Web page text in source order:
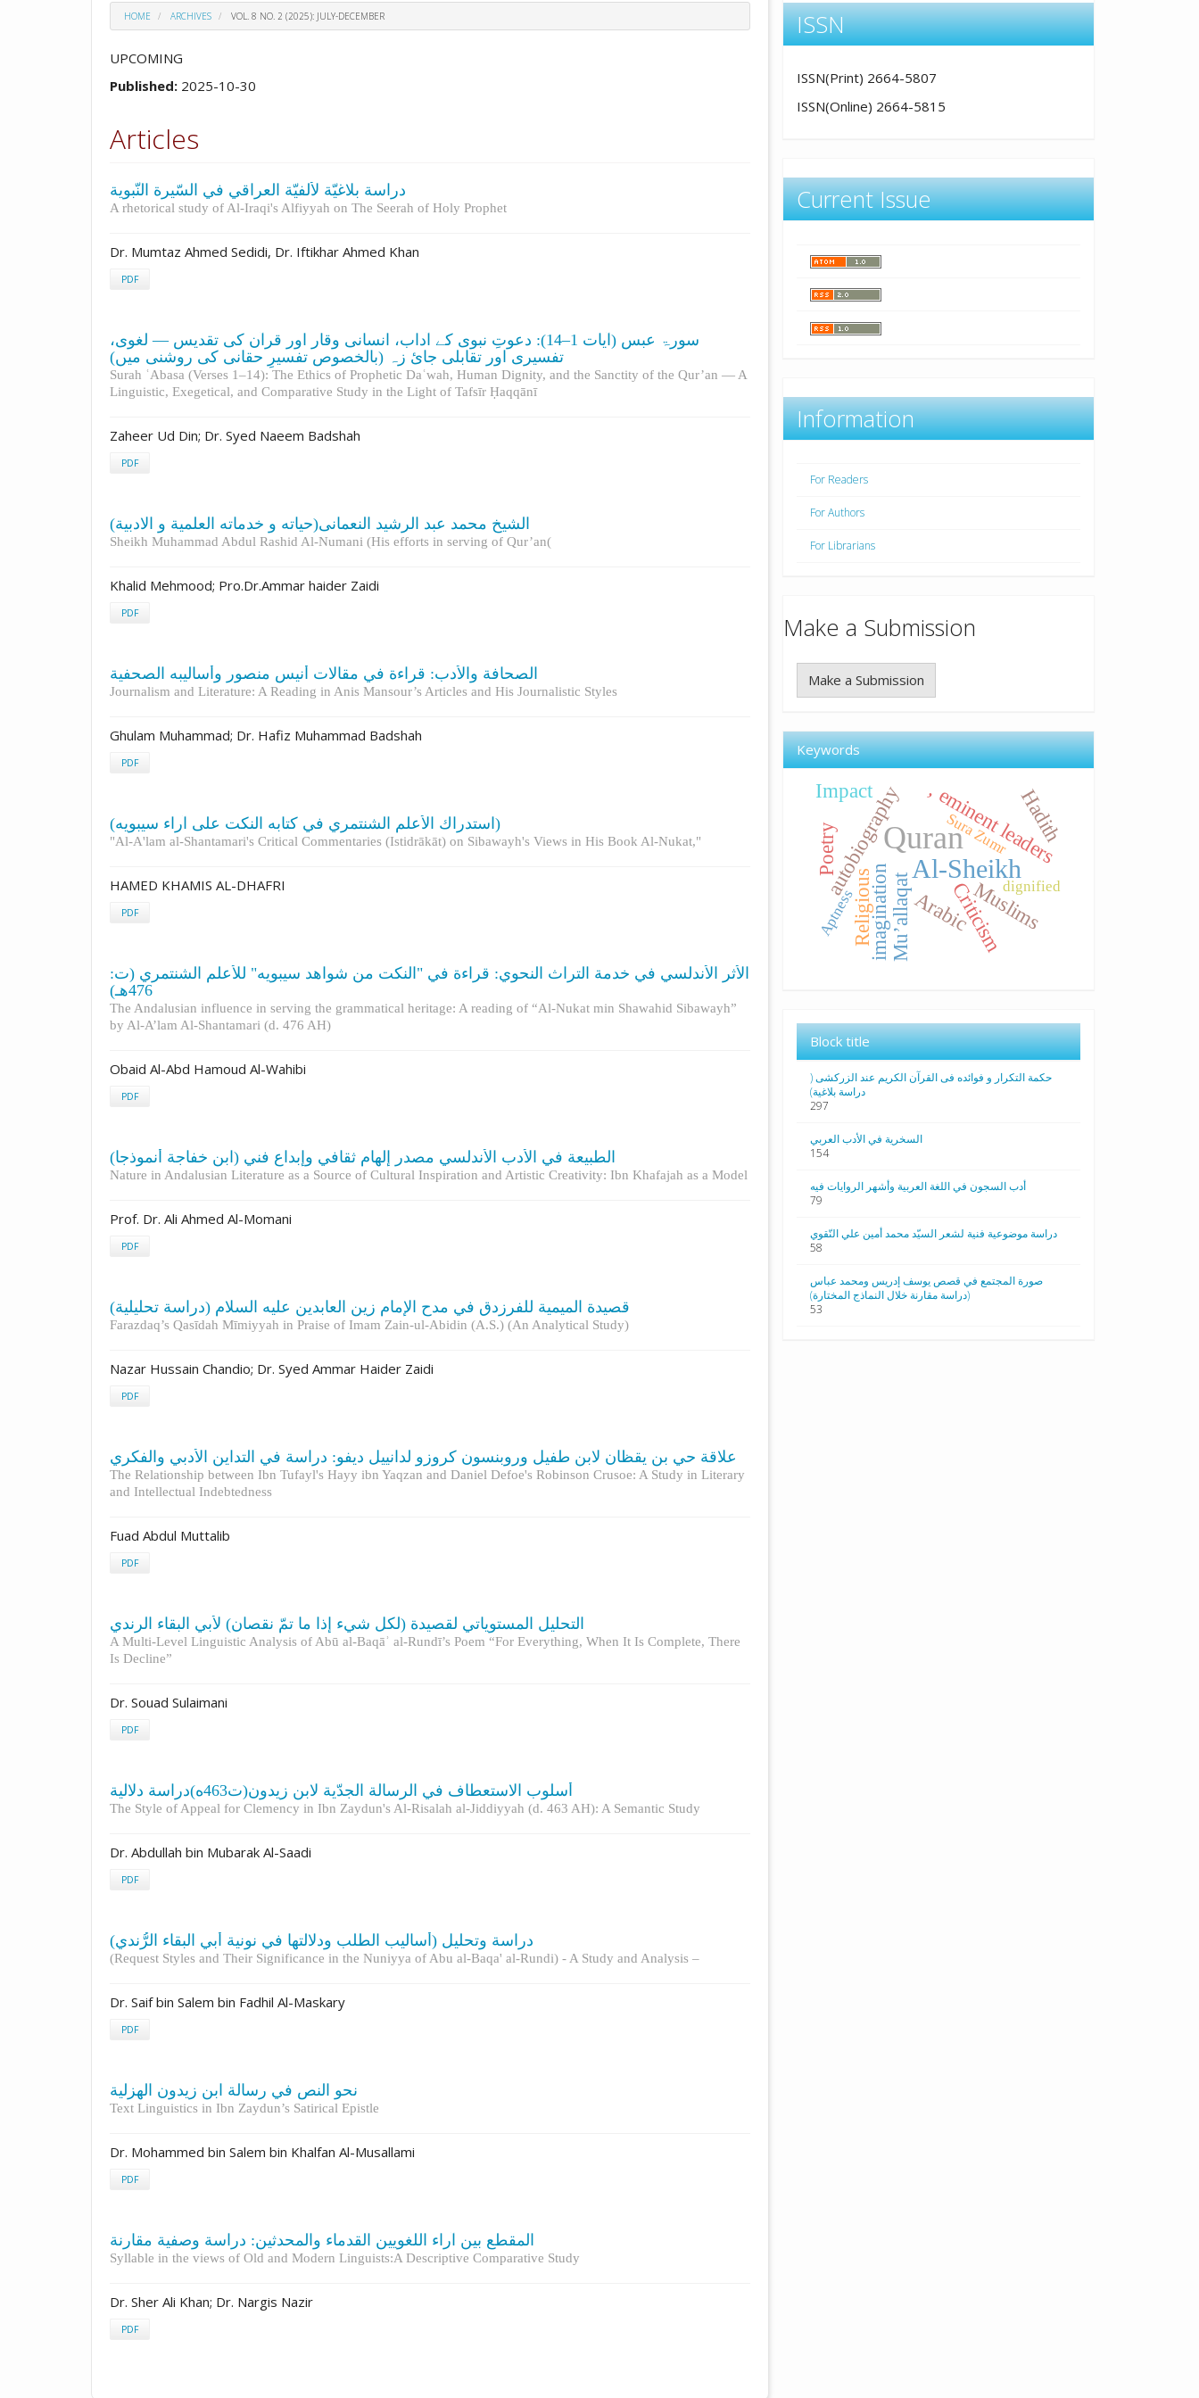
HOME ARCHIVES VOL. 8 NO. 2 (2025): JULY-DECEMBER
UPCOMING
Published: 2025-10-30
Articles
دراسة بلاغيّة لألفيّة العراقي في السّيرة النّبوية
A rhetorical study of Al-Iraqi's Alfiyyah on The Seerah of Holy Prophet
Dr. Mumtaz Ahmed Sedidi, Dr. Iftikhar Ahmed Khan
PDF
سورۃ عبس (آیات 1–14): دعوتِ نبوی کے آداب، انسانی وقار اور قرآن کی تقدیس — لغوی،
تفسیری اور تقابلی جائ زہ (بالخصوص تفسیرِ حقانی کی روشنی میں)
Surah ʿAbasa (Verses 1–14): The Ethics of Prophetic Daʿwah, Human Dignity, and the Sanctity of the Qur’an — A
Linguistic, Exegetical, and Comparative Study in the Light of Tafsīr Ḥaqqānī
Zaheer Ud Din; Dr. Syed Naeem Badshah
PDF
الشیخ محمد عبد الرشید النعمانی(حیاته و خدماته العلمیة و الادبیة)
Sheikh Muhammad Abdul Rashid Al-Numani (His efforts in serving of Qur’an(
Khalid Mehmood; Pro.Dr.Ammar haider Zaidi
PDF
الصحافة والأدب: قراءة في مقالات أنيس منصور وأساليبه الصحفية
Journalism and Literature: A Reading in Anis Mansour’s Articles and His Journalistic Styles
Ghulam Muhammad; Dr. Hafiz Muhammad Badshah
PDF
(استدراك الأعلم الشنتمري في كتابه النكت على آراء سيبويه)
"Al-A'lam al-Shantamari's Critical Commentaries (Istidrākāt) on Sibawayh's Views in His Book Al-Nukat,"
HAMED KHAMIS AL-DHAFRI
PDF
الأثر الأندلسي في خدمة التراث النحوي: قراءة في "النكت من شواهد سيبويه" للأعلم الشنتمري (ت:
476هـ)
The Andalusian influence in serving the grammatical heritage: A reading of “Al-Nukat min Shawahid Sibawayh”
by Al-A’lam Al-Shantamari (d. 476 AH)
Obaid Al-Abd Hamoud Al-Wahibi
PDF
الطبيعة في الأدب الأندلسي مصدر إلهام ثقافي وإبداع فني (ابن خفاجة أنموذجا)
Nature in Andalusian Literature as a Source of Cultural Inspiration and Artistic Creativity: Ibn Khafajah as a Model
Prof. Dr. Ali Ahmed Al-Momani
PDF
قصيدة الميمية للفرزدق في مدح الإمام زين العابدين عليه السلام (دراسة تحليلية)
Farazdaq’s Qasīdah Mīmiyyah in Praise of Imam Zain-ul-Abidin (A.S.) (An Analytical Study)
Nazar Hussain Chandio; Dr. Syed Ammar Haider Zaidi
PDF
علاقة حي بن يقظان لابن طفيل وروبنسون كروزو لدانييل ديفو: دراسة في التداين الأدبي والفكري
The Relationship between Ibn Tufayl's Hayy ibn Yaqzan and Daniel Defoe's Robinson Crusoe: A Study in Literary
and Intellectual Indebtedness
Fuad Abdul Muttalib
PDF
التحليل المستوياتي لقصيدة (لكل شيء إذا ما تمّ نقصان) لأبي البقاء الرندي
A Multi-Level Linguistic Analysis of Abū al-Baqāʾ al-Rundī’s Poem “For Everything, When It Is Complete, There
Is Decline”
Dr. Souad Sulaimani
PDF
أسلوب الاستعطاف في الرسالة الجدّية لابن زيدون(ت463ه)دراسة دلالية
The Style of Appeal for Clemency in Ibn Zaydun's Al-Risalah al-Jiddiyyah (d. 463 AH): A Semantic Study
Dr. Abdullah bin Mubarak Al-Saadi
PDF
(أساليب الطلب ودلالتها في نونية أبي البقاء الرُّندي) دراسة وتحليل
(Request Styles and Their Significance in the Nuniyya of Abu al-Baqa' al-Rundi) - A Study and Analysis –
Dr. Saif bin Salem bin Fadhil Al-Maskary
PDF
نحو النص في رسالة ابن زيدون الهزلية
Text Linguistics in Ibn Zaydun’s Satirical Epistle
Dr. Mohammed bin Salem bin Khalfan Al-Musallami
PDF
المقطع بين آراء اللغويين القدماء والمحدثين: دراسة وصفية مقارنة
Syllable in the views of Old and Modern Linguists:A Descriptive Comparative Study
Dr. Sher Ali Khan; Dr. Nargis Nazir
PDF
ISSN
ISSN(Print) 2664-5807
ISSN(Online) 2664-5815
Current Issue
Information
For Readers
For Authors
For Librarians
Make a Submission
Make a Submission
Keywords
Quran
Al-Sheikh
autobiography
Mu’allaqat
, eminent leaders
imagination
Hadith
Criticism
Muslims
Arabic
Poetry
Religious
Impact
Sura Zumr
dignified
Aptness
Block title
حکمة التکرار و فوائده فی القرآن الکریم عند الزرکشی (
دراسة بلاغیة)
297
السخرية في الأدب العربي
154
أدب السجون في اللغة العربية وأشهر الروايات فيه
79
دراسة موضوعية فنية لشعر السيّد محمد أمين علي النّقوي
58
صورة المجتمع في قصص يوسف إدريس ومحمد عباس
(دراسة مقارنة خلال النماذج المختارة)
53